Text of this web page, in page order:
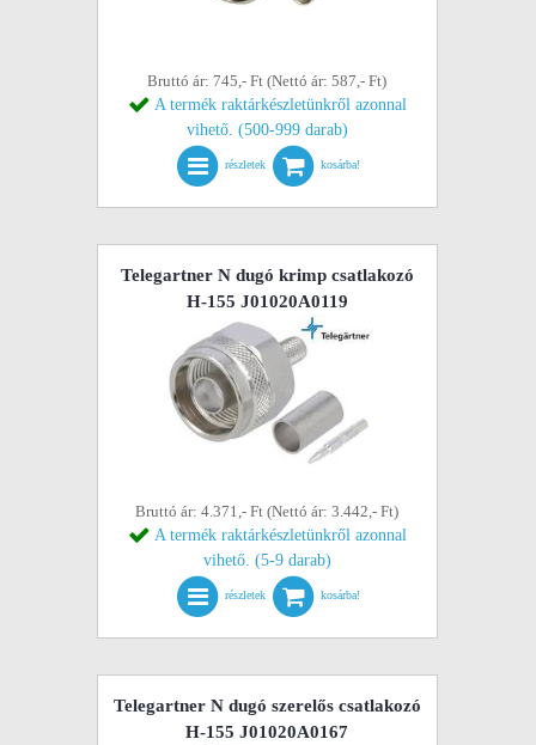
Bruttó ár: 745,- Ft (Nettó ár: 587,- Ft)
A termék raktárkészletünkről azonnal
vihető. (500-999 darab)
részletek kosárba!
Telegartner N dugó krimp csatlakozó
H-155 J01020A0119
Bruttó ár: 4.371,- Ft (Nettó ár: 3.442,- Ft)
A termék raktárkészletünkről azonnal
vihető. (5-9 darab)
részletek kosárba!
Telegartner N dugó szerelős csatlakozó
H-155 J01020A0167